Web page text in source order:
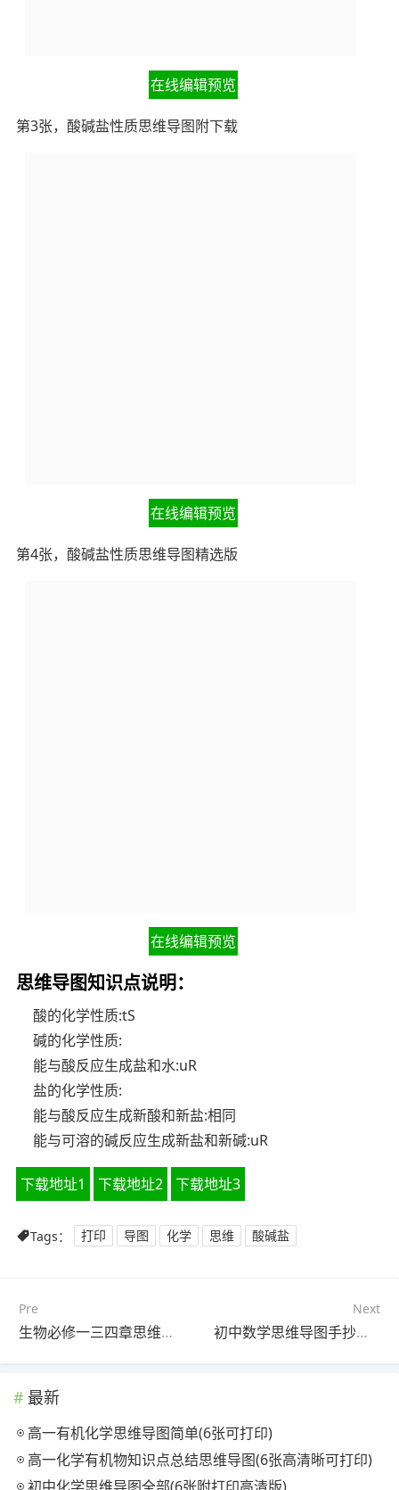
在线编辑预览
第3张，酸碱盐性质思维导图附下载
在线编辑预览
第4张，酸碱盐性质思维导图精选版
在线编辑预览
思维导图知识点说明：
酸的化学性质:tS
碱的化学性质:
能与酸反应生成盐和水:uR
盐的化学性质:
能与酸反应生成新酸和新盐:相同
能与可溶的碱反应生成新盐和新碱:uR
下载地址1 下载地址2 下载地址3
Tags： 打印 导图 化学 思维 酸碱盐
Pre
生物必修一三四章思维导图(6张附下载)
Next
初中数学思维导图手抄报(5张可打印)
最新
高一有机化学思维导图简单(6张可打印)
高一化学有机物知识点总结思维导图(6张高清晰可打印)